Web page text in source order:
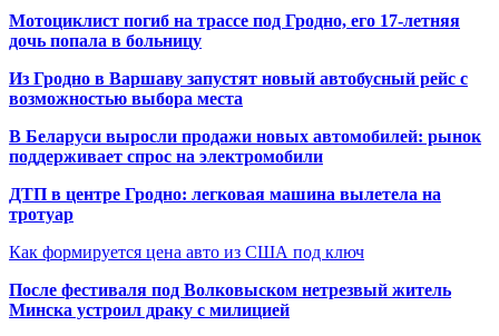
Мотоциклист погиб на трассе под Гродно, его 17-летняя
дочь попала в больницу
Из Гродно в Варшаву запустят новый автобусный рейс с
возможностью выбора места
В Беларуси выросли продажи новых автомобилей: рынок
поддерживает спрос на электромобили
ДТП в центре Гродно: легковая машина вылетела на
тротуар
Как формируется цена авто из США под ключ
После фестиваля под Волковыском нетрезвый житель
Минска устроил драку с милицией